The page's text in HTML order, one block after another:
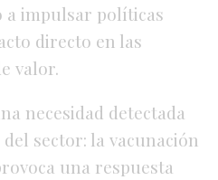
impulsar políticas
directo en las
valor.
necesidad detectada
sector: la vacunación
una respuesta